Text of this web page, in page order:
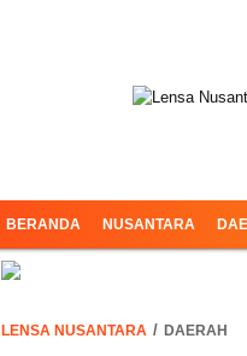
BERANDA NUSANTARA
LENSA NUSANTARA DAERAH